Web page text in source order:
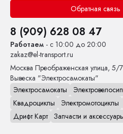
Обратная связь
8 (909) 628 08 47
Работаем - с 10:00 до 20:00
zakaz@el-transport.ru
Москва Преображенская улица, 5/7
Вывеска "Электросамокаты"
Электросамокаты
Квадроциклы
Электромотоциклы
Дрифт Карт Запчасти и